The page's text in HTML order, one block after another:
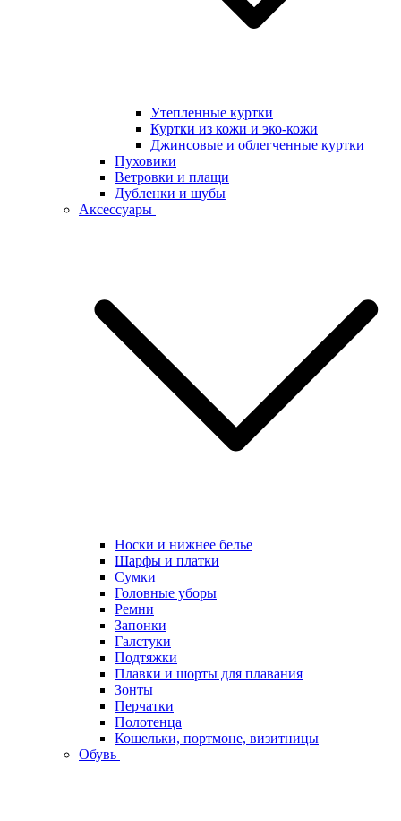
Утепленные куртки
Куртки из кожи и эко-кожи
Джинсовые и облегченные куртки
Пуховики
Ветровки и плащи
Дубленки и шубы
Аксессуары
Носки и нижнее белье
Шарфы и платки
Сумки
Головные уборы
Ремни
Запонки
Галстуки
Подтяжки
Плавки и шорты для плавания
Зонты
Перчатки
Полотенца
Кошельки, портмоне, визитницы
Обувь